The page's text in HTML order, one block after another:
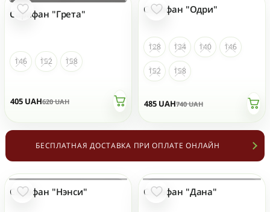
НЕТ НА СКЛАДЕ
405 UAH620UAH
Сарафан "Грета"
146 152 158
НЕТ НА СКЛАДЕ
485 UAH740UAH
Сарафан "Одри"
128 134 140 146
152 158
БЕСПЛАТНАЯ ДОСТАВКА ПРИ ОПЛАТЕ ОНЛАЙН
НЕТ НА СКЛАДЕ
Сарафан "Нэнси" НЕТ НА СКЛАДЕ
Сарафан "Дана"